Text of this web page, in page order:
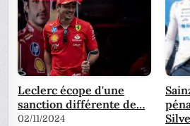
Leclerc écope d'une
sanction différente de…
02/11/2024